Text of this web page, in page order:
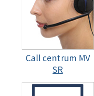
Call centrum MV
SR